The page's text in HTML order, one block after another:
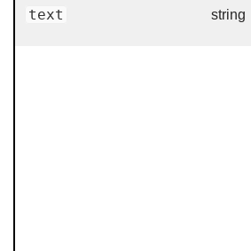
text string